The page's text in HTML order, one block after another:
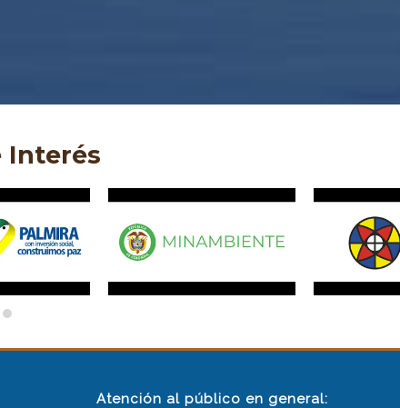
Interés
Atención al público en general: